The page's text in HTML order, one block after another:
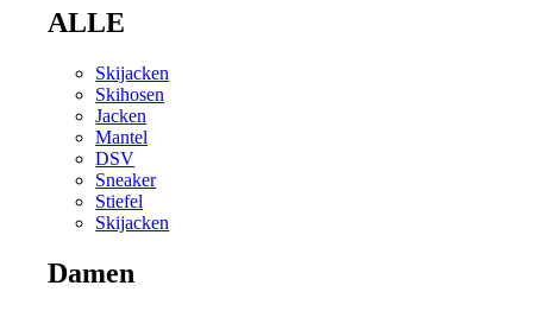
ALLE
Skijacken
Skihosen
Jacken
Mantel
DSV
Sneaker
Stiefel
Skijacken
Damen